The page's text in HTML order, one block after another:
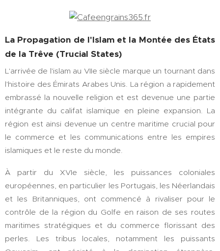
La Propagation de l'Islam et la Montée des États
de la Trêve (Trucial States)
L'arrivée de l'islam au VIIe siècle marque un tournant dans
l'histoire des Émirats Arabes Unis. La région a rapidement
embrassé la nouvelle religion et est devenue une partie
intégrante du califat islamique en pleine expansion. La
région est ainsi devenue un centre maritime crucial pour
le commerce et les communications entre les empires
islamiques et le reste du monde.
À partir du XVIe siècle, les puissances coloniales
européennes, en particulier les Portugais, les Néerlandais
et les Britanniques, ont commencé à rivaliser pour le
contrôle de la région du Golfe en raison de ses routes
maritimes stratégiques et du commerce florissant des
perles. Les tribus locales, notamment les puissants